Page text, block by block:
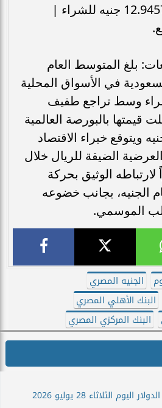
بنك الإسكندرية: 12.9457 جنيه للشراء |
بلغ المتوسط العام
في الأسواق المحلية
للشراء وسط تراجع طفيف
قيمتها بالبورصة العالمية
يعادل 13.1222 جنيه ويتوقع خبراء الاقتصاد
الضيقة للريال خلال
لارتباطه الوثيق بحركة
الجنيه، بجانب خضوعه
الموسمي.
الجنيه المصري
البنك الأهلي المصري
البنك المركزي المصري
اليوم الثلاثاء 28 يوليو 2026